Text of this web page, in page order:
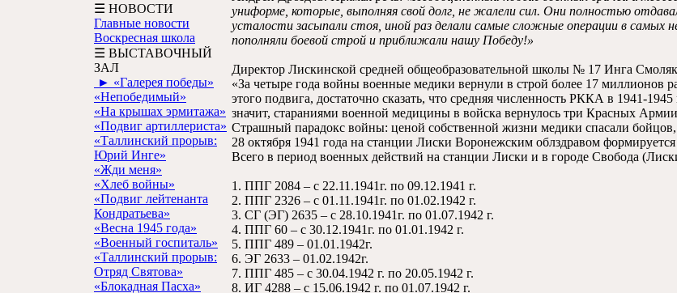
☰ НОВОСТИ
Главные новости
Воскресная школа
☰ ВЫСТАВОЧНЫЙ
ЗАЛ
► «Галерея победы»
«Непобедимый»
«На крышах эрмитажа»
«Подвиг артиллериста»
«Таллинский прорыв:
Юрий Инге»
«Жди меня»
«Хлеб войны»
«Подвиг лейтенанта
Кондратьева»
«Весна 1945 года»
«Военный госпиталь»
«Таллинский прорыв:
Отряд Святова»
«Блокадная Пасха»
униформе, которые, выполняя свой долг, не жалели сил. Они полностью
усталости засыпали стоя, иной раз делали самые сложные операции в самых
пополняли боевой строй и приближали нашу Победу!»
Директор Лискинской средней общеобразовательной школы № 17 Инга
«За четыре года войны военные медики вернули в строй более 17 миллионов
этого подвига, достаточно сказать, что средняя численность РККА в 1941-
значит, стараниями военной медицины в войска вернулось три Красных
Страшный парадокс войны: ценой собственной жизни медики спасали
28 октября 1941 года на станции Лиски Воронежским облздравом
Всего в период военных действий на станции Лиски и в городе Свобода
1. ППГ 2084 – с 22.11.1941г. по 09.12.1941 г.
2. ППГ 2326 – с 01.11.1941г. по 01.02.1942 г.
3. СГ (ЭГ) 2635 – с 28.10.1941г. по 01.07.1942 г.
4. ППГ 60 – с 30.12.1941г. по 01.01.1942 г.
5. ППГ 489 – 01.01.1942г.
6. ЭГ 2633 – 01.02.1942г.
7. ППГ 485 – с 30.04.1942 г. по 20.05.1942 г.
8. ИГ 4288 – с 15.06.1942 г. по 01.07.1942 г.